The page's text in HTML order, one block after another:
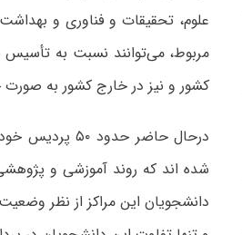
علوم، تحقیقات و فناوری و
مربوط، می‌توانند نسبت به
کشور و نیز در خارج کشور به صورت
شده اند که روند آموزشی و
دانشجویان این مراکز از نظر